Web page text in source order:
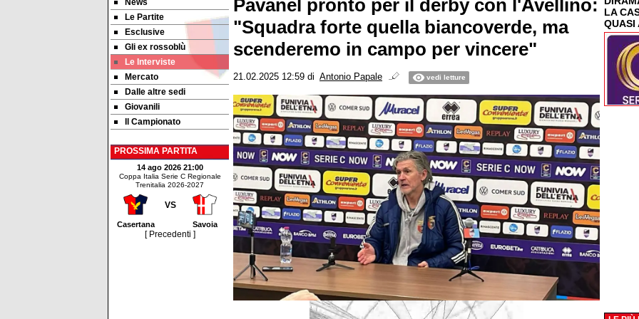
News
Le Partite
Esclusive
Gli ex rossoblù
Le Interviste
Mercato
Dalle altre sedi
Giovanili
Il Campionato
PROSSIMA PARTITA
14 ago 2026 21:00
Coppa Italia Serie C Regionale
Trenitalia 2026-2027
VS
Casertana Savoia
[ Precedenti ]
Pavanel pronto per il derby con l'Avellino:
"Squadra forte quella biancoverde, ma
scenderemo in campo per vincere"
21.02.2025 12:59 di Antonio Papale vedi letture
LA
QUASI